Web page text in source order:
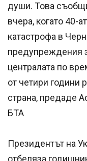
души. Това
вчера, когато 40-
катастрофа в
предупреждения
централата по
от четири години
страна, предаде
БТА
Президентът на